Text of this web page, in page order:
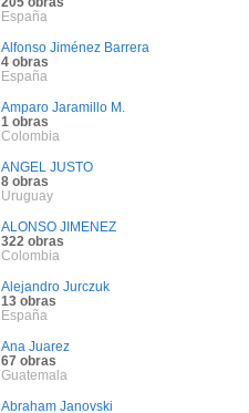
España
Alfonso Jiménez Barrera
4 obras
España
Amparo Jaramillo M.
1 obras
Colombia
ANGEL JUSTO
8 obras
Uruguay
ALONSO JIMENEZ
322 obras
Colombia
Alejandro Jurczuk
13 obras
España
Ana Juarez
67 obras
Guatemala
Abraham Janovski